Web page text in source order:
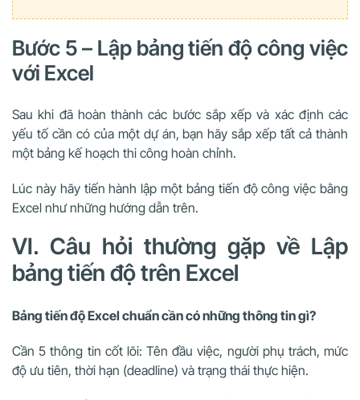
Bước 5 – Lập bảng tiến độ công việc
với Excel
Sau khi đã hoàn thành các bước sắp xếp và xác định các
yếu tố cần có của một dự án, bạn hãy sắp xếp tất cả thành
một bảng kế hoạch thi công hoàn chỉnh.
Lúc này hãy tiến hành lập một bảng tiến độ công việc bằng
Excel như những hướng dẫn trên.
VI. Câu hỏi thường gặp về Lập
bảng tiến độ trên Excel
Bảng tiến độ Excel chuẩn cần có những thông tin gì?
Cần 5 thông tin cốt lõi: Tên đầu việc, người phụ trách, mức
độ ưu tiên, thời hạn (deadline) và trạng thái thực hiện.